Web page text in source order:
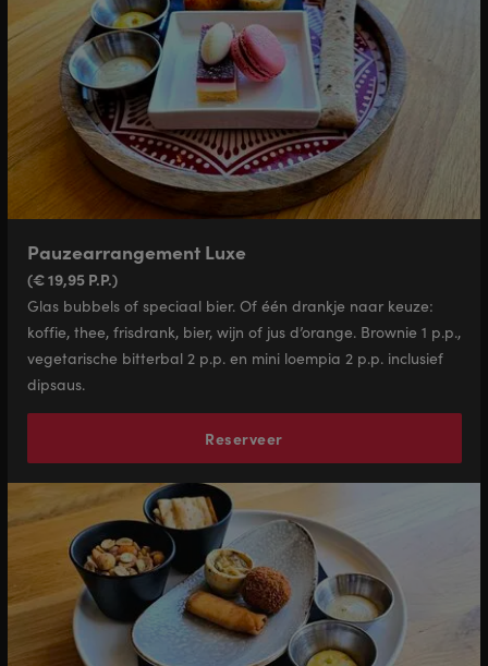
Pauzearrangement Luxe
(€ 19,95 P.P.)
Glas bubbels of speciaal bier. Of één drankje naar keuze:
koffie, thee, frisdrank, bier, wijn of jus d’orange. Brownie 1 p.p.,
vegetarische bitterbal 2 p.p. en mini loempia 2 p.p. inclusief
dipsaus.
Reserveer